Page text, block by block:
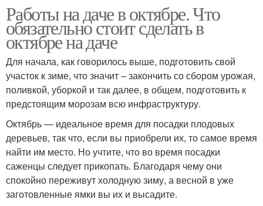
Работы на даче в октябре. Что
обязательно стоит сделать в
октябре на даче
Для начала, как говорилось выше, подготовить свой
участок к зиме, что значит – закончить со сбором урожая,
поливкой, уборкой и так далее, в общем, подготовить к
предстоящим морозам всю инфраструктуру.
Октябрь — идеальное время для посадки плодовых
деревьев, так что, если вы приобрели их, то самое время
найти им место. Но учтите, что во время посадки
саженцы следует прикопать. Благодаря чему они
спокойно переживут холодную зиму, а весной в уже
заготовленные ямки вы их и высадите.